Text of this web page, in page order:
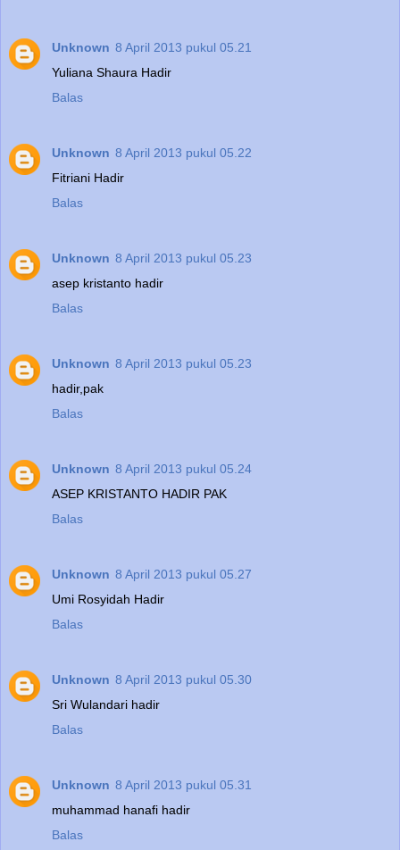
Unknown 8 April 2013 pukul 05.21
Yuliana Shaura Hadir
Balas
Unknown 8 April 2013 pukul 05.22
Fitriani Hadir
Balas
Unknown 8 April 2013 pukul 05.23
asep kristanto hadir
Balas
Unknown 8 April 2013 pukul 05.23
hadir,pak
Balas
Unknown 8 April 2013 pukul 05.24
ASEP KRISTANTO HADIR PAK
Balas
Unknown 8 April 2013 pukul 05.27
Umi Rosyidah Hadir
Balas
Unknown 8 April 2013 pukul 05.30
Sri Wulandari hadir
Balas
Unknown 8 April 2013 pukul 05.31
muhammad hanafi hadir
Balas